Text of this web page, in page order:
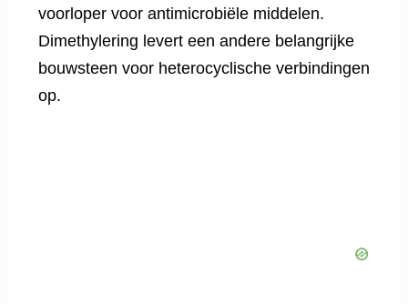
voorloper voor antimicrobiële middelen.
Dimethylering levert een andere belangrijke
bouwsteen voor heterocyclische verbindingen
op.